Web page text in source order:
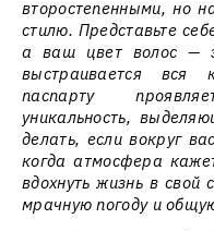
второстепенными, но
стилю. Представьте
а ваш цвет волос —
выстраивается вся
паспарту
уникальность,
делать, если вокруг
когда атмосфера
вдохнуть жизнь в свой
мрачную погоду и